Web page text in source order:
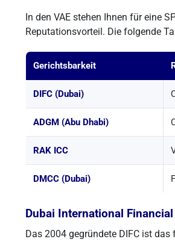
In den VAE stehen Ihnen für eine
Reputationsvorteil. Die folgende
Gerichtsbarkeit
DIFC (Dubai)
ADGM (Abu Dhabi)
RAK ICC
DMCC (Dubai)
Dubai International Financial
Das 2004 gegründete DIFC ist